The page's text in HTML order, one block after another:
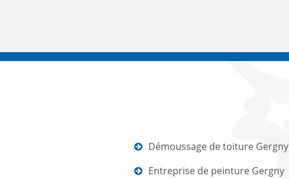
Démoussage de toiture Gergny
Entreprise de peinture Gergny